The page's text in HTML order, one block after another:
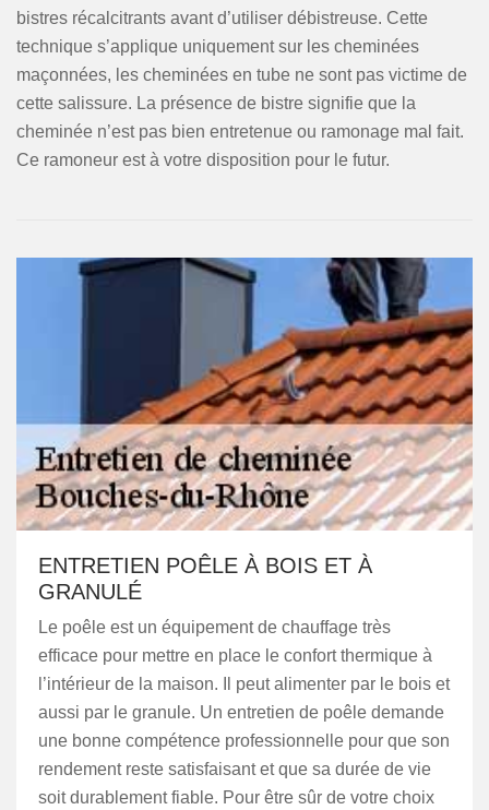
bistres récalcitrants avant d’utiliser débistreuse. Cette
technique s’applique uniquement sur les cheminées
maçonnées, les cheminées en tube ne sont pas victime de
cette salissure. La présence de bistre signifie que la
cheminée n’est pas bien entretenue ou ramonage mal fait.
Ce ramoneur est à votre disposition pour le futur.
ENTRETIEN POÊLE À BOIS ET À
GRANULÉ
Le poêle est un équipement de chauffage très
efficace pour mettre en place le confort thermique à
l’intérieur de la maison. Il peut alimenter par le bois et
aussi par le granule. Un entretien de poêle demande
une bonne compétence professionnelle pour que son
rendement reste satisfaisant et que sa durée de vie
soit durablement fiable. Pour être sûr de votre choix